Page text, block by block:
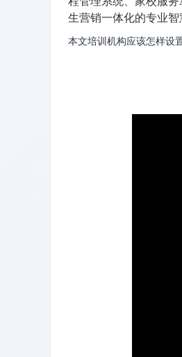
生营销一体化的专业智
本文培训机构应该怎样设